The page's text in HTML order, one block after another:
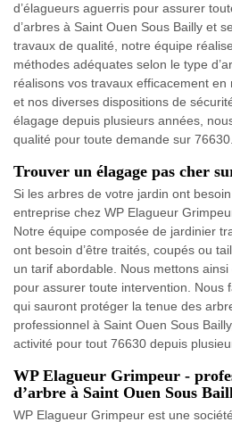
d’élagueurs aguerris pour assurer
d’arbres à Saint Ouen Sous Bailly et
travaux de qualité, notre équipe
méthodes adéquates selon le type
réalisons vos travaux efficacement
et nos diverses dispositions de
élagage depuis plusieurs années,
qualité pour toute demande sur 76630.
Trouver un élagage pas cher
Si les arbres de votre jardin ont
entreprise chez WP Elagueur
Notre équipe composée de jardinier
ont besoin d’être traités, coupés ou
un tarif abordable. Nous mettons
pour assurer toute intervention. Nous
qui sauront protéger la tenue des
professionnel à Saint Ouen Sous
activité pour tout 76630 depuis
WP Elagueur Grimpeur -
d’arbre à Saint Ouen Sous
WP Elagueur Grimpeur est une